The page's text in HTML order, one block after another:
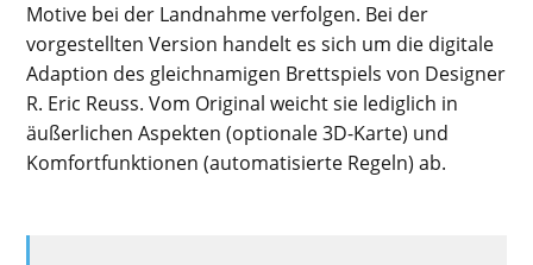
Motive bei der Landnahme verfolgen. Bei der
vorgestellten Version handelt es sich um die digitale
Adaption des gleichnamigen Brettspiels von Designer
R. Eric Reuss. Vom Original weicht sie lediglich in
äußerlichen Aspekten (optionale 3D-Karte) und
Komfortfunktionen (automatisierte Regeln) ab.